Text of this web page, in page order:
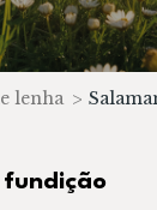
lenha >
fundição